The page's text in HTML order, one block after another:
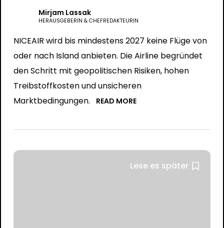
Mirjam Lassak
HERAUSGEBERIN & CHEFREDAKTEURIN
NICEAIR wird bis mindestens 2027 keine Flüge von
oder nach Island anbieten. Die Airline begründet
den Schritt mit geopolitischen Risiken, hohen
Treibstoffkosten und unsicheren
Marktbedingungen.
READ MORE
Lese es später